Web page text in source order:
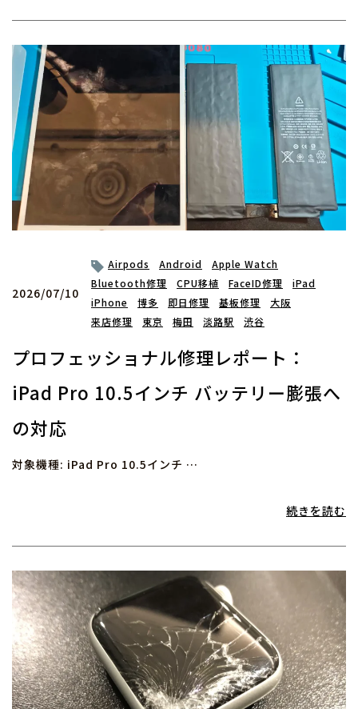
2026/07/10
Airpods Android
Apple Watch
Bluetooth修理
CPU移植 FaceID修理
iPad
iPhone
博多 即日修理 基板修理
大阪
来店修理
東京 梅田 淡路駅 渋谷
プロフェッショナル修理レポート：
iPad Pro 10.5インチ バッテリー膨張へ
の対応
対象機種: iPad Pro 10.5インチ …
続きを読む